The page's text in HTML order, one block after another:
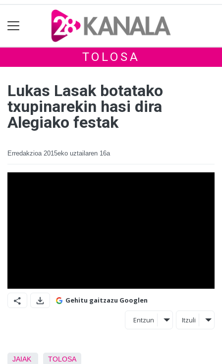
TOLOSA
Lukas Lasak botatako
txupinarekin hasi dira
Alegiako festak
Erredakzioa 2015eko uztailaren 16a
Gehitu gaitzazu Googlen
Entzun Itzuli
JAIAK TOLOSA